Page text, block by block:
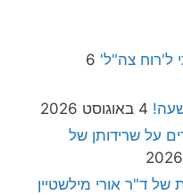
ל'רוח צה"ל' 6
4 באוגוסט 2026
על שרידותן של
של ד"ר אורי מילשטיין